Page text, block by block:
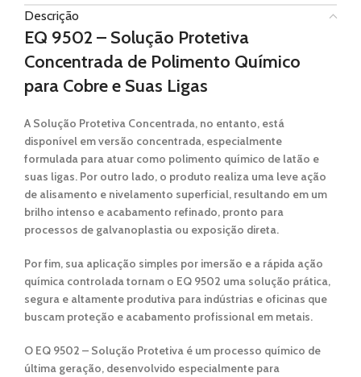
Descrição
EQ 9502 – Solução Protetiva
Concentrada de Polimento Químico
para Cobre e Suas Ligas
A Solução Protetiva Concentrada, no entanto, está
disponível emversão concentrada, especialmente
formulada para atuar como polimento químico de latão e
suas ligas. Por outro lado, o produto realiza uma leve ação
de alisamento e nivelamento superficial, resultando em um
brilho intenso e acabamento refinado, pronto para
processos de galvanoplastia ou exposição direta.
Por fim, sua aplicação simples por imersão e a rápida ação
química controladatornam o EQ 9502 uma solução prática,
segura e altamente produtiva para indústrias e oficinas que
buscam proteção e acabamento profissional em metais.
O EQ 9502 – Solução Protetiva é um processo químico de
última geração, desenvolvido especialmente para